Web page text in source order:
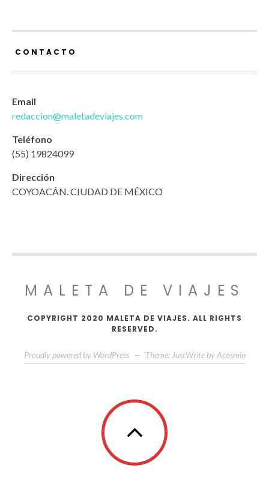
CONTACTO
Email
redaccion@maletadeviajes.com
Teléfono
(55) 19824099
Dirección
COYOACÁN. CIUDAD DE MÉXICO
MALETA DE VIAJES
COPYRIGHT 2020 MALETA DE VIAJES. ALL RIGHTS
RESERVED.
Proudly powered by WordPress — Theme: JustWrite by Acosmin